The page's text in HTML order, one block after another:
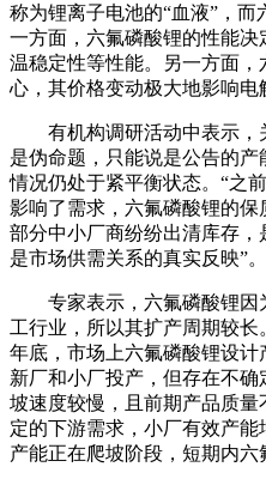
称为锂离子电池的“血液”，而
一方面，六氟磷酸锂的性能
温稳定性等性能。另一方面
心，其价格变动极大地影响电
有机构调研活动中表示
是伪命题，只能说是公告的
情况仍处于紧平衡状态。“之
影响了需求，六氟磷酸锂的
部分中小厂商纷纷出清库存
是市场供需关系的真实反映”。
专家表示，六氟磷酸锂因
工行业，所以其扩产周期较长
年底，市场上六氟磷酸锂设
新厂和小厂投产，但存在不
坡速度较慢，且前期产品质
定的下游需求，小厂有效产
产能正在爬坡阶段，短期内六